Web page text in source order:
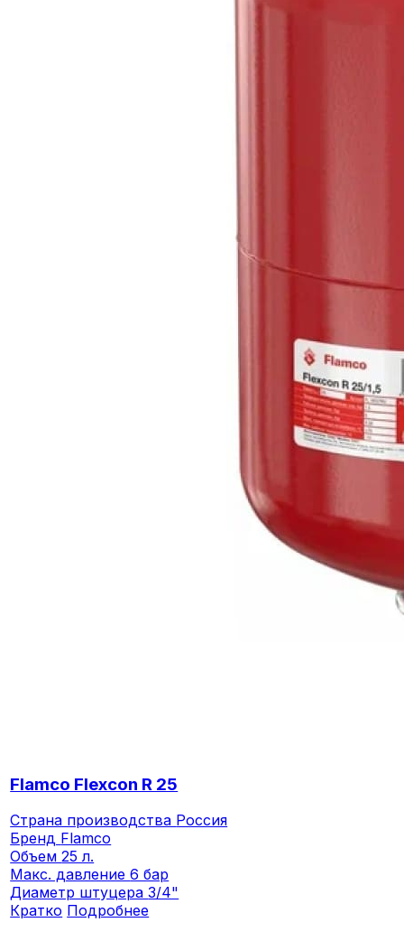
Flamco Flexcon R 25
Страна производства Россия
Бренд Flamco
Объем25 л.
Макс. давление6 бар
Диаметр штуцера3/4"
Кратко Подробнее